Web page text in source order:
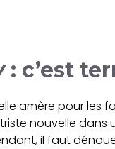
: c’est
amère pour les
nouvelle dans
il faut